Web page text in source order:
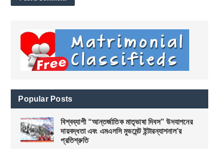
Popular Posts
বিশ্বব্যাপী “আন্তর্জাতিক মাতৃভাষা দিবস” উদযাপনের
দায়বদ্ধতা এবং এমএলসি মুভমেন্ট ইন্টারন্যাশনাল’র
প্রতিশ্রুতি